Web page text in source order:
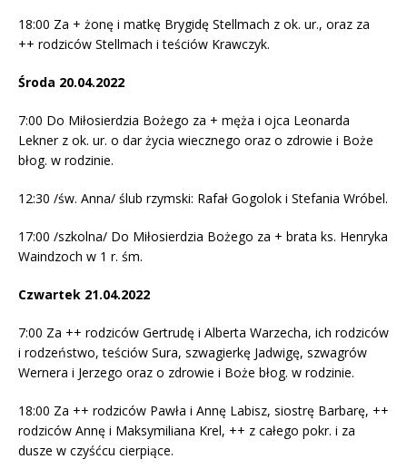
18:00 Za + żonę i matkę Brygidę Stellmach z ok. ur., oraz za
++ rodziców Stellmach i teściów Krawczyk.
Środa 20.04.2022
7:00 Do Miłosierdzia Bożego za + męża i ojca Leonarda
Lekner z ok. ur. o dar życia wiecznego oraz o zdrowie i Boże
błog. w rodzinie.
12:30 /św. Anna/ ślub rzymski: Rafał Gogolok i Stefania Wróbel.
17:00 /szkolna/ Do Miłosierdzia Bożego za + brata ks. Henryka
Waindzoch w 1 r. śm.
Czwartek 21.04.2022
7:00 Za ++ rodziców Gertrudę i Alberta Warzecha, ich rodziców
i rodzeństwo, teściów Sura, szwagierkę Jadwigę, szwagrów
Wernera i Jerzego oraz o zdrowie i Boże błog. w rodzinie.
18:00 Za ++ rodziców Pawła i Annę Labisz, siostrę Barbarę, ++
rodziców Annę i Maksymiliana Krel, ++ z całego pokr. i za
dusze w czyśćcu cierpiące.